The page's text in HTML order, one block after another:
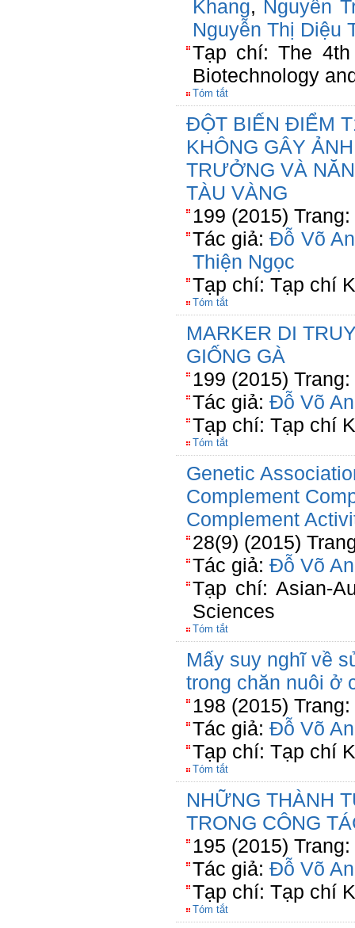
Khang, Nguyễn
Nguyễn Thị Diệu
Tạp chí: The 4th
Biotechnology
Tóm tắt
ĐỘT BIẾN ĐIỂM
KHÔNG GÂY
TRƯỞNG VÀ
TÀU VÀNG
199 (2015)
Tác giả:Đỗ Võ
Thiện Ngọc
Tạp chí: Tạp chí
Tóm tắt
MARKER DI
GIỐNG GÀ
199 (2015) Trang:
Tác giả: Đỗ Võ
Tạp chí: Tạp chí
Tóm tắt
Genetic
Complement
Complement
28(9) (2015)
Tác giả: Đỗ Võ
Tạp chí: Asian-
Sciences
Tóm tắt
Mấy suy nghĩ về
trong chăn nuôi ở
198 (2015)
Tác giả: Đỗ Võ
Tạp chí: Tạp chí
Tóm tắt
NHỮNG THÀNH
TRONG CÔNG
195 (2015)
Tác giả: Đỗ Võ
Tạp chí: Tạp chí
Tóm tắt